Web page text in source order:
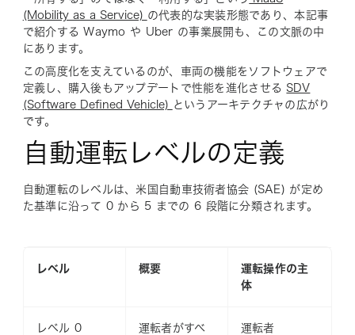
(Mobility as a Service) の代表的な実装形態であり、本記事
で紹介する Waymo や Uber の事業展開も、この文脈の中
にあります。
この高度化を支えているのが、車両の機能をソフトウェアで
定義し、購入後もアップデートで性能を進化させる SDV
(Software Defined Vehicle) というアーキテクチャの広がり
です。
自動運転レベルの定義
自動運転のレベルは、米国自動車技術者協会 (SAE) が定め
た基準に沿って 0 から 5 までの 6 段階に分類されます。
レベル 概要
運転操作の主
体
レベル 0
運転者がすべ
運転者